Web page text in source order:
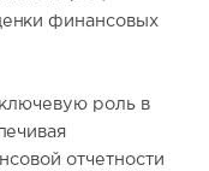
финансовых
ключевую роль в
отчетности